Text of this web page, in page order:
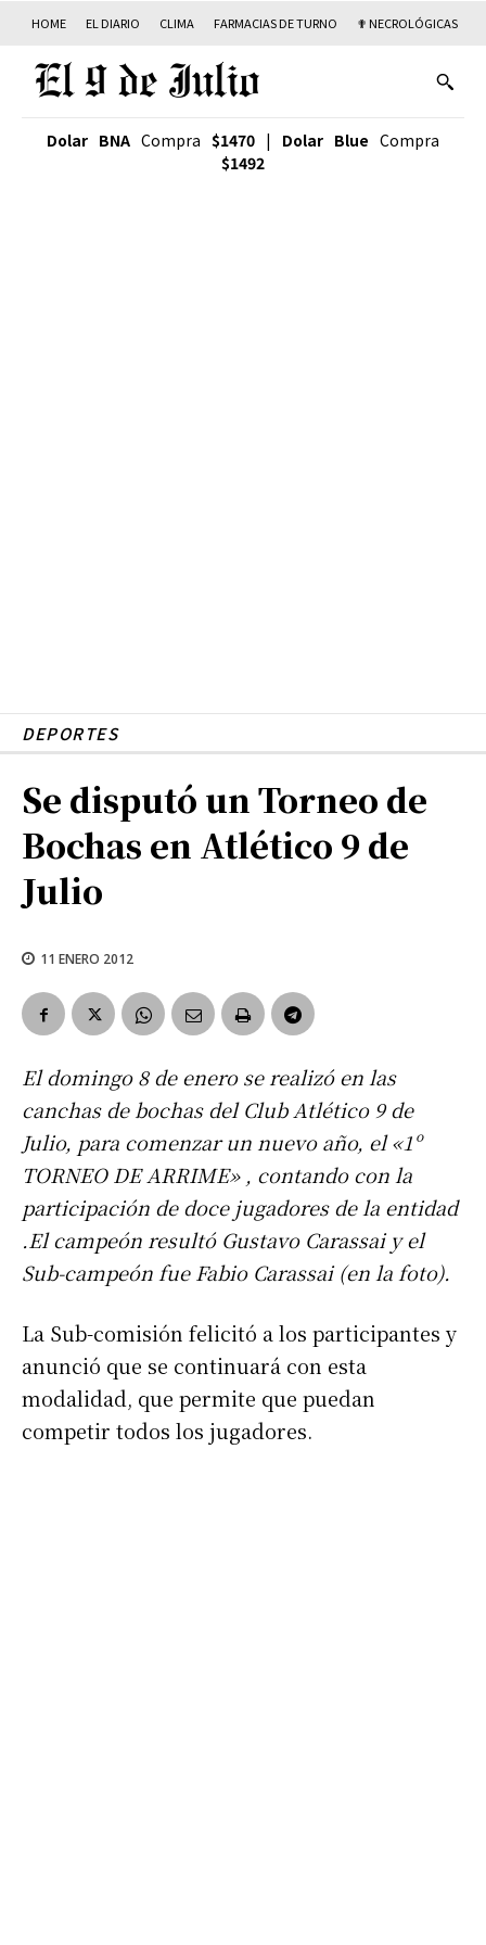
HOME EL DIARIO CLIMA FARMACIAS DE TURNO ✟ NECROLÓGICAS
Dolar BNA Compra $1470 | Dolar Blue Compra
$1492
DEPORTES
Se disputó un Torneo de
Bochas en Atlético 9 de
Julio
11 ENERO 2012
El domingo 8 de enero se realizó en las
canchas de bochas del Club Atlético 9 de
Julio, para comenzar un nuevo año, el «1º
TORNEO DE ARRIME» , contando con la
participación de doce jugadores de la entidad
.El campeón resultó Gustavo Carassai y el
Sub-campeón fue Fabio Carassai (en la foto).
La Sub-comisión felicitó a los participantes y
anunció que se continuará con esta
modalidad, que permite que puedan
competir todos los jugadores.